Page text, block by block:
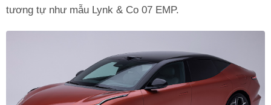
tương tự như mẫu Lynk & Co 07 EMP.